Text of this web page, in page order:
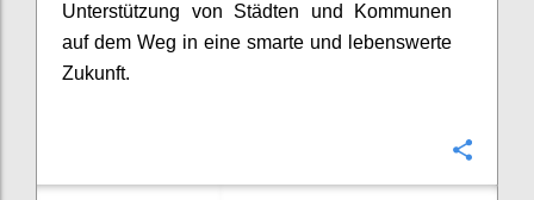
Unterstützung von Städten und Kommunen
auf dem Weg in eine smarte und lebenswerte
Zukunft.